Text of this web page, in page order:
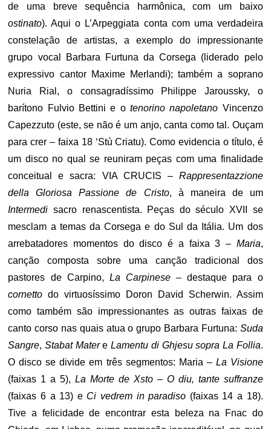
de uma breve sequência harmônica, com um baixo
ostinato). Aqui o L’Arpeggiata conta com uma verdadeira
constelação de artistas, a exemplo do impressionante
grupo vocal Barbara Furtuna da Corsega (liderado pelo
expressivo cantor Maxime Merlandi); também a soprano
Nuria Rial, o consagradíssimo Philippe Jaroussky, o
barítono Fulvio Bettini e o tenorino napoletano Vincenzo
Capezzuto (este, se não é um anjo, canta como tal. Ouçam
para crer – faixa 18 ‘Stù Criatu). Como evidencia o título, é
um disco no qual se reuniram peças com uma finalidade
conceitual e sacra: VIA CRUCIS – Rappresentazzione
della Gloriosa Passione de Cristo, à maneira de um
Intermedi sacro renascentista. Peças do século XVII se
mesclam a temas da Corsega e do Sul da Itália. Um dos
arrebatadores momentos do disco é a faixa 3 – Maria,
canção composta sobre uma canção tradicional dos
pastores de Carpino, La Carpinese – destaque para o
cornetto do virtuosíssimo Doron David Scherwin. Assim
como também são impressionantes as outras faixas de
canto corso nas quais atua o grupo Barbara Furtuna: Suda
Sangre,Stabat MatereLamentu di Ghjesu sopra La Follia.
O disco se divide em três segmentos: Maria – La Visione
(faixas 1 a 5),La Morte de Xsto – O diu, tante suffranze
(faixas 6 a 13) e Ci vedrem in paradiso (faixas 14 a 18).
Tive a felicidade de encontrar esta beleza na Fnac do